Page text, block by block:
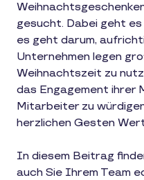
gesucht. Dabei geht
es geht darum,
Unternehmen legen
Weihnachtszeit zu
das Engagement ihrer
Mitarbeiter zu
herzlichen Gesten
In diesem Beitrag
auch Sie Ihrem Team